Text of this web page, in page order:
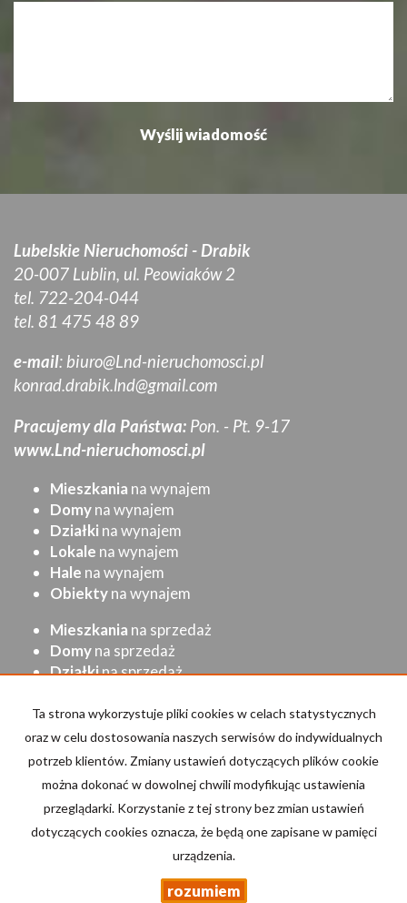
Lubelskie Nieruchomości - Drabik
20-007 Lublin, ul. Peowiaków 2
tel. 722-204-044
tel. 81 475 48 89
e-mail: biuro@Lnd-nieruchomosci.pl
konrad.drabik.lnd@gmail.com
Pracujemy dla Państwa: Pon. - Pt. 9-17
www.Lnd-nieruchomosci.pl
Mieszkania na wynajem
Domyna wynajem
Działki na wynajem
Lokale na wynajem
Hale na wynajem
Obiektyna wynajem
Mieszkania na sprzedaż
Domyna sprzedaż
Działkina sprzedaż
Halena sprzedaż
Obiektyna sprzedaż
Strona główna Kup Sprzedaj/Wynajmij Kontakt
Kalkulator kosztów
Program dla biur nieruchomości
Ta strona wykorzystuje pliki cookies w celach statystycznych
oraz w celu dostosowania naszych serwisów do indywidualnych
potrzeb klientów. Zmiany ustawień dotyczących plików cookie
można dokonać w dowolnej chwili modyfikując ustawienia
przeglądarki. Korzystanie z tej strony bez zmian ustawień
dotyczących cookies oznacza, że będą one zapisane w pamięci
urządzenia.
rozumiem